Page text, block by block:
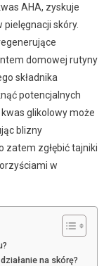
AHA, zyskuje
skóry.
domowej rutyny
składnika
potencjalnych
glikolowy może
blizny
zatem zgłębić tajniki
w
na skórę?